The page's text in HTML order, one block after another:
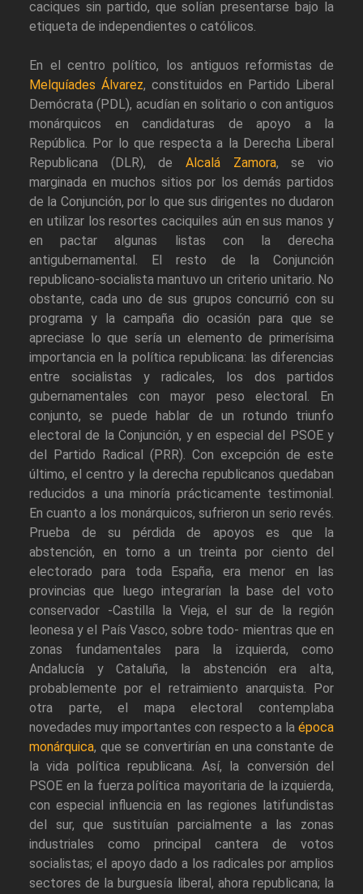
caciques sin partido, que solían presentarse bajo la
etiqueta de independientes o católicos.
En el centro político, los antiguos reformistas de
Melquíades Álvarez, constituidos en Partido Liberal
Demócrata (PDL), acudían en solitario o con antiguos
monárquicos en candidaturas de apoyo a la
República. Por lo que respecta a la Derecha Liberal
Republicana (DLR), de Alcalá Zamora, se vio
marginada en muchos sitios por los demás partidos
de la Conjunción, por lo que sus dirigentes no dudaron
en utilizar los resortes caciquiles aún en sus manos y
en pactar algunas listas con la derecha
antigubernamental. El resto de la Conjunción
republicano-socialista mantuvo un criterio unitario. No
obstante, cada uno de sus grupos concurrió con su
programa y la campaña dio ocasión para que se
apreciase lo que sería un elemento de primerísima
importancia en la política republicana: las diferencias
entre socialistas y radicales, los dos partidos
gubernamentales con mayor peso electoral. En
conjunto, se puede hablar de un rotundo triunfo
electoral de la Conjunción, y en especial del PSOE y
del Partido Radical (PRR). Con excepción de este
último, el centro y la derecha republicanos quedaban
reducidos a una minoría prácticamente testimonial.
En cuanto a los monárquicos, sufrieron un serio revés.
Prueba de su pérdida de apoyos es que la
abstención, en torno a un treinta por ciento del
electorado para toda España, era menor en las
provincias que luego integrarían la base del voto
conservador -Castilla la Vieja, el sur de la región
leonesa y el País Vasco, sobre todo- mientras que en
zonas fundamentales para la izquierda, como
Andalucía y Cataluña, la abstención era alta,
probablemente por el retraimiento anarquista. Por
otra parte, el mapa electoral contemplaba
novedades muy importantes con respecto a la época
monárquica, que se convertirían en una constante de
la vida política republicana. Así, la conversión del
PSOE en la fuerza política mayoritaria de la izquierda,
con especial influencia en las regiones latifundistas
del sur, que sustituían parcialmente a las zonas
industriales como principal cantera de votos
socialistas; el apoyo dado a los radicales por amplios
sectores de la burguesía liberal, ahora republicana; la